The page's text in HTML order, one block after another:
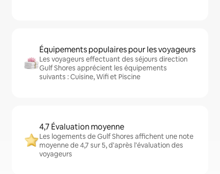
Équipements populaires pour les voyageurs
Les voyageurs effectuant des séjours direction
Gulf Shores apprécient les équipements
suivants : Cuisine, Wifi et Piscine
4,7 Évaluation moyenne
Les logements de Gulf Shores affichent une note
moyenne de 4,7 sur 5, d'après l'évaluation des
voyageurs